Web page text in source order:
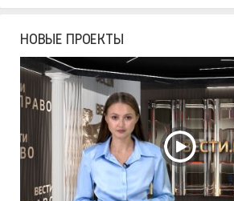
НОВЫЕ ПРОЕКТЫ